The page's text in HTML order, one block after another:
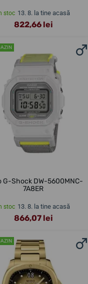
stoc 13. 8. la tine acasă
822,66 lei
G-Shock DW-5600MNC-
7A8ER
stoc 13. 8. la tine acasă
866,07 lei